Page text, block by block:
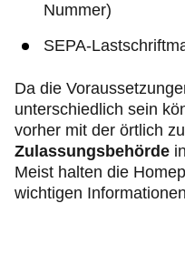
Nummer)
SEPA-
Da die
unterschiedlich sein
vorher mit der örtlich
Zulassungsbehörde
Meist halten die
wichtigen